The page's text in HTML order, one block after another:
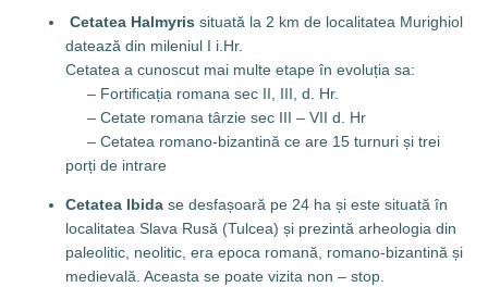
Cetatea Halmyris situată la 2 km de localitatea Murighiol
datează din mileniul I i.Hr.
Cetatea a cunoscut mai multe etape în evoluția sa:
– Fortificația romana sec II, III, d. Hr.
– Cetate romana târzie sec III – VII d. Hr
– Cetatea romano-bizantină ce are 15 turnuri și trei
porți de intrare
Cetatea Ibida se desfașoară pe 24 ha și este situată în
localitatea Slava Rusă (Tulcea) și prezintă arheologia din
paleolitic, neolitic, era epoca romană, romano-bizantină și
medievală. Aceasta se poate vizita non – stop.